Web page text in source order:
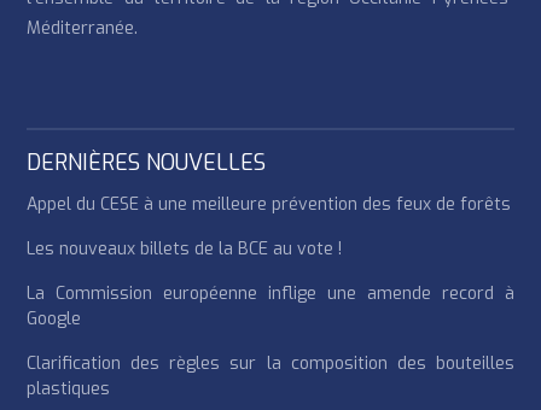
Méditerranée.
DERNIÈRES NOUVELLES
Appel du CESE à une meilleure prévention des feux de forêts
Les nouveaux billets de la BCE au vote !
La Commission européenne inflige une amende record à
Google
Clarification des règles sur la composition des bouteilles
plastiques